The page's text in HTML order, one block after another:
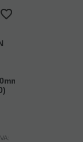
de su
pulse: